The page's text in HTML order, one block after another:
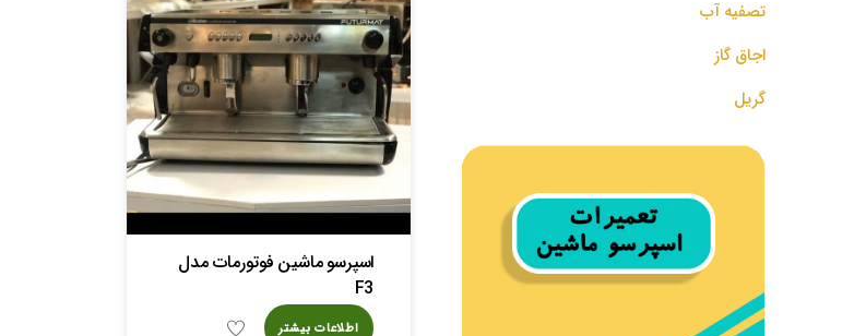
اسپرسو ماشین فوتورمات مدل
F3
اطلاعات بیشتر
تصفیه آب
اجاق گاز
گریل